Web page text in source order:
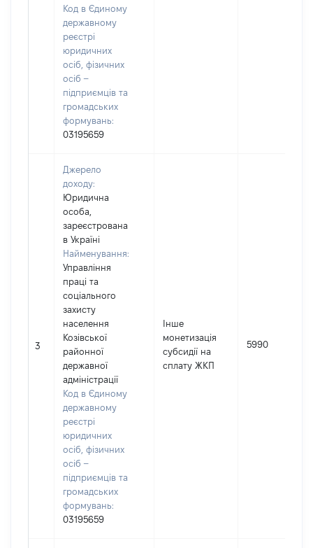
Код в Єдиному
державному
реєстрі
юридичних
осіб, фізичних
осіб –
підприємців та
громадських
формувань:
03195659
3
Джерело
доходу:
Юридична
особа,
зареєстрована
в Україні
Найменування:
Управління
праці та
соціального
захисту
населення
Козівської
районної
державної
адміністрації
Код в Єдиному
державному
реєстрі
юридичних
осіб, фізичних
осіб –
підприємців та
громадських
формувань:
03195659
Інше
монетизація
субсидії на
сплату ЖКП
5990